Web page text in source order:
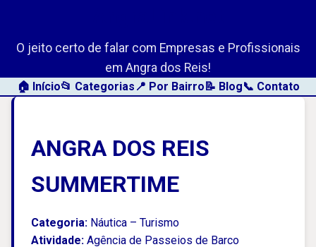
O jeito certo de falar com Empresas e Profissionais
em Angra dos Reis!
🏠 Início📂 Categorias 📍 Por Bairro📝 Blog📞 Contato
ANGRA DOS REIS
SUMMERTIME
Categoria: Náutica – Turismo
Atividade: Agência de Passeios de Barco